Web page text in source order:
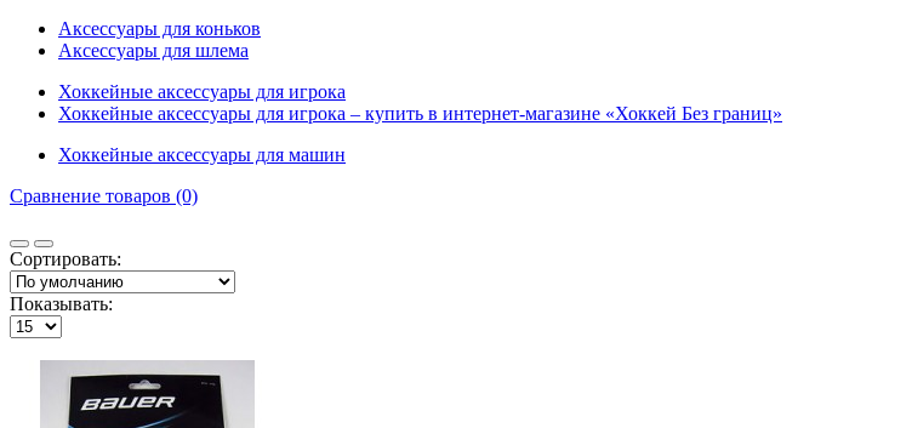
Аксессуары для коньков
Аксессуары для шлема
Хоккейные аксессуары для игрока
Хоккейные аксессуары для игрока – купить в интернет-магазине «Хоккей Без границ»
Хоккейные аксессуары для машин
Сравнение товаров (0)
Сортировать:
Показывать: